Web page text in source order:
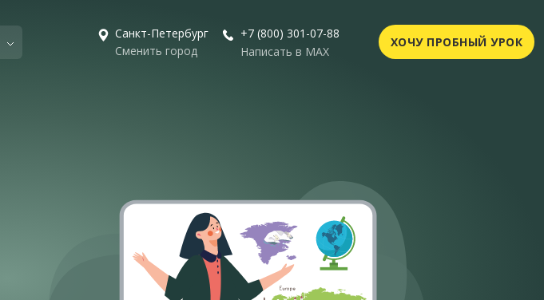
Санкт-Петербург
Сменить город
+7 (800) 301-07-88
Написать в MAX
ХОЧУ ПРОБНЫЙ УРОК